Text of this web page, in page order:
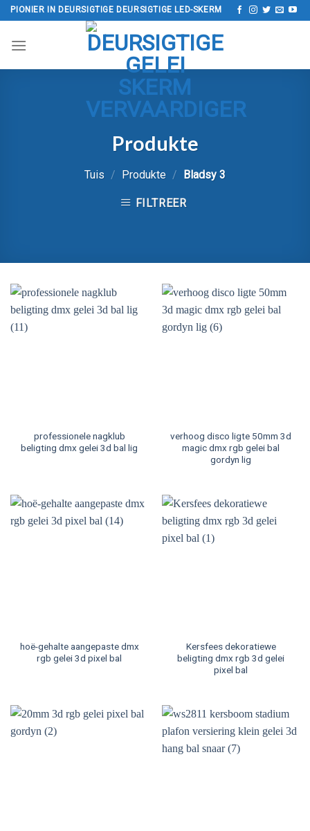
Slaan
oor
PIONIER IN DEURSIGTIGE DEURSIGTIGE LED-SKERM
Produkte
Tuis / Produkte / Bladsy 3
FILTREER
professionele nagklub
beligting dmx gelei 3d bal lig
verhoog disco ligte 50mm 3d
magic dmx rgb gelei bal
gordyn lig
hoë-gehalte aangepaste dmx
rgb gelei 3d pixel bal
Kersfees dekoratiewe
beligting dmx rgb 3d gelei
pixel bal